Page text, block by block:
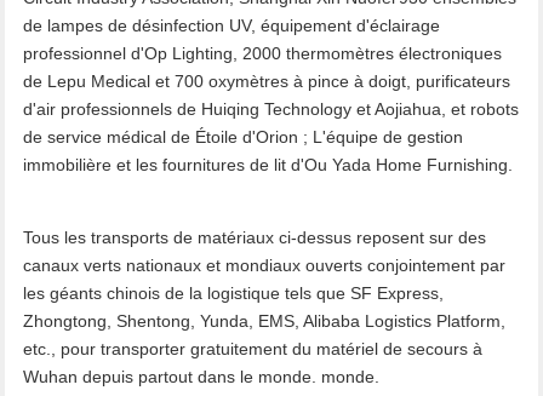
de lampes de désinfection UV, équipement d'éclairage
professionnel d'Op Lighting, 2000 thermomètres électroniques
de Lepu Medical et 700 oxymètres à pince à doigt, purificateurs
d'air professionnels de Huiqing Technology et Aojiahua, et robots
de service médical de Étoile d'Orion ; L'équipe de gestion
immobilière et les fournitures de lit d'Ou Yada Home Furnishing.
Tous les transports de matériaux ci-dessus reposent sur des
canaux verts nationaux et mondiaux ouverts conjointement par
les géants chinois de la logistique tels que SF Express,
Zhongtong, Shentong, Yunda, EMS, Alibaba Logistics Platform,
etc., pour transporter gratuitement du matériel de secours à
Wuhan depuis partout dans le monde. monde.